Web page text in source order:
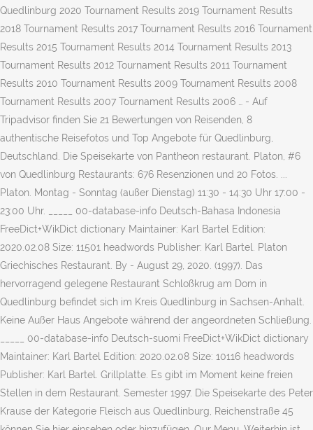
Quedlinburg 2020 Tournament Results 2019 Tournament Results
2018 Tournament Results 2017 Tournament Results 2016 Tournament
Results 2015 Tournament Results 2014 Tournament Results 2013
Tournament Results 2012 Tournament Results 2011 Tournament
Results 2010 Tournament Results 2009 Tournament Results 2008
Tournament Results 2007 Tournament Results 2006 … - Auf
Tripadvisor finden Sie 21 Bewertungen von Reisenden, 8
authentische Reisefotos und Top Angebote für Quedlinburg,
Deutschland. Die Speisekarte von Pantheon restaurant. Platon, #6
von Quedlinburg Restaurants: 676 Resenzionen und 20 Fotos. ...
Platon. Montag - Sonntag (außer Dienstag) 11:30 - 14:30 Uhr 17:00 -
23:00 Uhr. _____ 00-database-info Deutsch-Bahasa Indonesia
FreeDict+WikDict dictionary Maintainer: Karl Bartel Edition:
2020.02.08 Size: 11501 headwords Publisher: Karl Bartel. Platon
Griechisches Restaurant. By - August 29, 2020. (1997). Das
hervorragend gelegene Restaurant Schloßkrug am Dom in
Quedlinburg befindet sich im Kreis Quedlinburg in Sachsen-Anhalt.
Keine Außer Haus Angebote während der angeordneten Schließung.
_____ 00-database-info Deutsch-suomi FreeDict+WikDict dictionary
Maintainer: Karl Bartel Edition: 2020.02.08 Size: 10116 headwords
Publisher: Karl Bartel. Grillplatte. Es gibt im Moment keine freien
Stellen in dem Restaurant. Semester 1997. Die Speisekarte des Peter
Krause der Kategorie Fleisch aus Quedlinburg, Reichenstraße 45